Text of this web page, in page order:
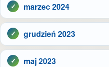
marzec 2024
grudzień 2023
maj 2023